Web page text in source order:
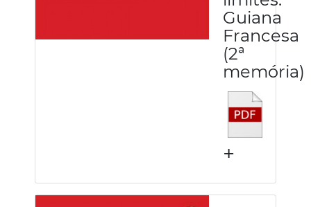
Guiana
Francesa
(2ª
memória)
+